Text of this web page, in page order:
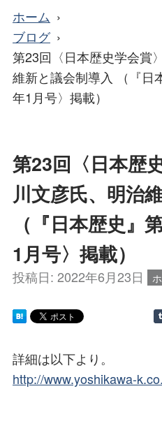
ホーム
ブログ
第23回〈日本歴史学会賞
維新と議会制導入 （『日
年1月号〉掲載）
第23回〈日本歴
川文彦氏、明治
（『日本歴史』
1月号〉掲載）
投稿日: 2022年6月23日
詳細は以下より。
http://www.yoshikawa-